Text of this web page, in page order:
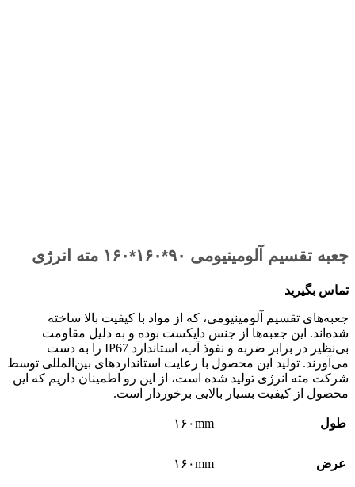
جعبه تقسیم آلومینیومی ۹۰*۱۶۰*۱۶۰ مته انرژی
تماس بگیرید
جعبه‌های تقسیم آلومینیومی، که از مواد با کیفیت بالا ساخته
شده‌اند. این جعبه‌ها از جنس دایکست بوده و به دلیل مقاومت
بی‌نظیر در برابر ضربه و نفوذ آب، استاندارد IP67 را به دست
می‌آورند. تولید این محصول با رعایت استانداردهای بین‌المللی توسط
شرکت مته انرژی تولید شده است، از این رو اطمینان داریم که این
محصول از کیفیت بسیار بالایی برخوردار است.
طول ۱۶۰mm
عرض ۱۶۰mm